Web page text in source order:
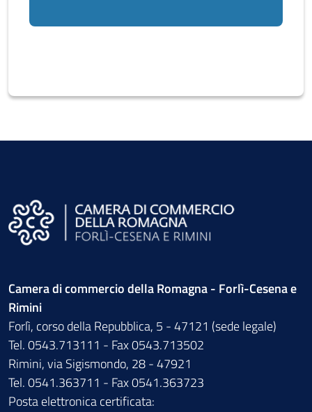
Camera di commercio della Romagna - Forlì-Cesena e
Rimini
Forlì, corso della Repubblica, 5 - 47121 (sede legale)
Tel. 0543.713111 - Fax 0543.713502
Rimini, via Sigismondo, 28 - 47921
Tel. 0541.363711 - Fax 0541.363723
Posta elettronica certificata: